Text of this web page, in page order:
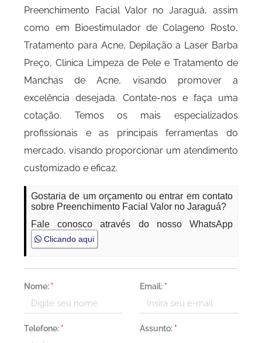
Preenchimento Facial Valor no Jaraguá, assim
como em Bioestimulador de Colageno Rosto,
Tratamento para Acne, Depilação a Laser Barba
Preço, Clinica Limpeza de Pele e Tratamento de
Manchas de Acne, visando promover a
excelência desejada. Contate-nos e faça uma
cotação. Temos os mais especializados
profissionais e as principais ferramentas do
mercado, visando proporcionar um atendimento
customizado e eficaz.
Gostaria de um orçamento ou entrar em contato
sobre Preenchimento Facial Valor no Jaraguá?
Fale conosco através do nosso WhatsApp
Clicando aqui
Nome: * Email: *
Telefone: * Assunto: *